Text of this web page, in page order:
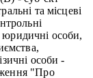
та місцеві
юридичні особи,
особи -
"Про